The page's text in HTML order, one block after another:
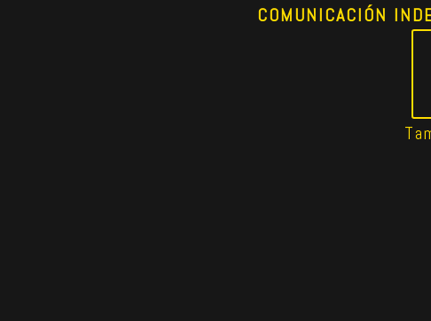
COMUNICACIÓN